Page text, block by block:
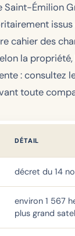
Émilion
cahier des
la propriété,
: consultez
toute
DÉTAIL
décret du 14
environ 1 567
plus grand